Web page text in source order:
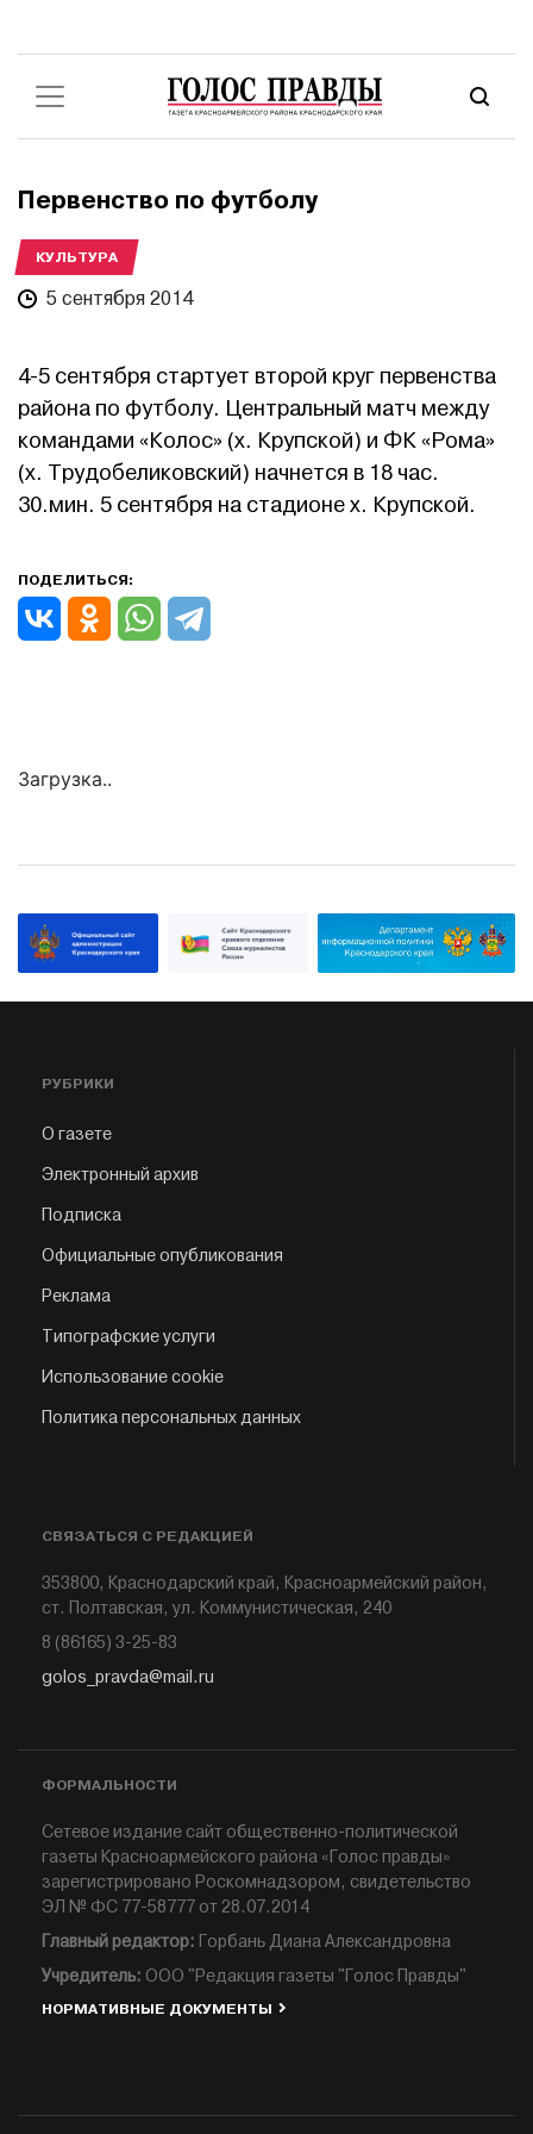
Первенство по футболу
КУЛЬТУРА
5 сентября 2014
4-5 сентября стартует второй круг первенства
района по футболу. Центральный матч между
командами «Колос» (х. Крупской) и ФК «Рома»
(х. Трудобеликовский) начнется в 18 час.
30.мин. 5 сентября на стадионе х. Крупской.
ПОДЕЛИТЬСЯ:
Загрузка..
РУБРИКИ
О газете
Электронный архив
Подписка
Официальные опубликования
Реклама
Типографские услуги
Использование cookie
Политика персональных данных
СВЯЗАТЬСЯ С РЕДАКЦИЕЙ
353800, Краснодарский край, Красноармейский район,
ст. Полтавская, ул. Коммунистическая, 240
8 (86165) 3-25-83
golos_pravda@mail.ru
ФОРМАЛЬНОСТИ
Сетевое издание сайт общественно-политической
газеты Красноармейского района «Голос правды»
зарегистрировано Роскомнадзором, свидетельство
ЭЛ № ФС 77-58777 от 28.07.2014
Главный редактор: Горбань Диана Александровна
Учредитель: ООО "Редакция газеты "Голос Правды"
НОРМАТИВНЫЕ ДОКУМЕНТЫ